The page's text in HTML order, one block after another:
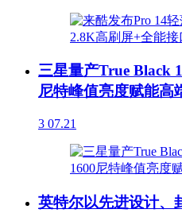
三星量产True Black
尼特峰值亮度赋能高
3 07.21
英特尔以先进设计、